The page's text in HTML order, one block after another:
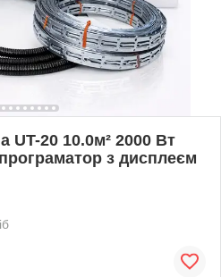
UT-20 10.0м² 2000 Вт
з дисплеєм